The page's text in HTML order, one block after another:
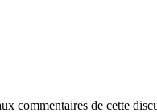
commentaires de cette